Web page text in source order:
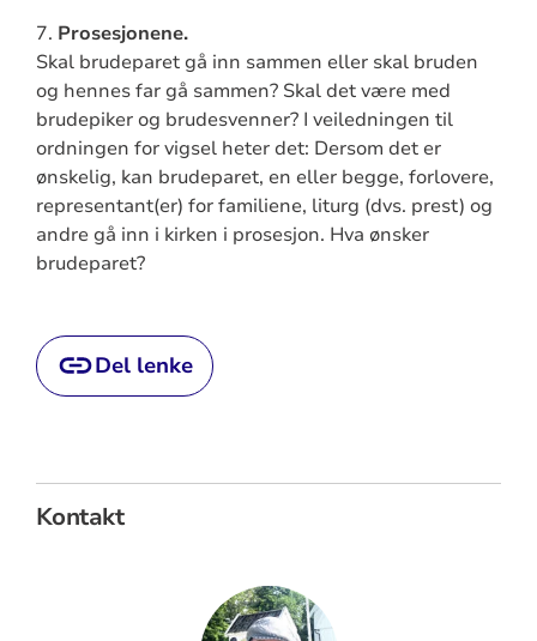
7. Prosesjonene.
Skal brudeparet gå inn sammen eller skal bruden
og hennes far gå sammen? Skal det være med
brudepiker og brudesvenner? I veiledningen til
ordningen for vigsel heter det: Dersom det er
ønskelig, kan brudeparet, en eller begge, forlovere,
representant(er) for familiene, liturg (dvs. prest) og
andre gå inn i kirken i prosesjon. Hva ønsker
brudeparet?
Del lenke
Kontakt